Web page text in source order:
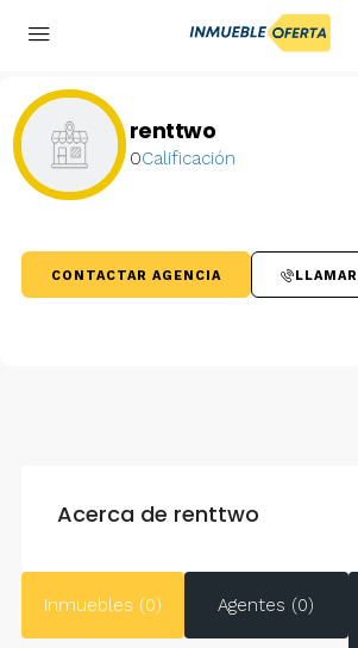
renttwo
0Calificación
CONTACTAR AGENCIA LLAMAR
Acerca de renttwo
Inmuebles (0) Agentes (0)